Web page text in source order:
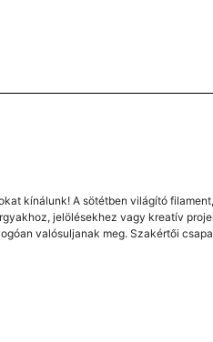
kínálunk! A sötétben világító
jelölésekhez vagy kreatív
valósuljanak meg. Szakértői